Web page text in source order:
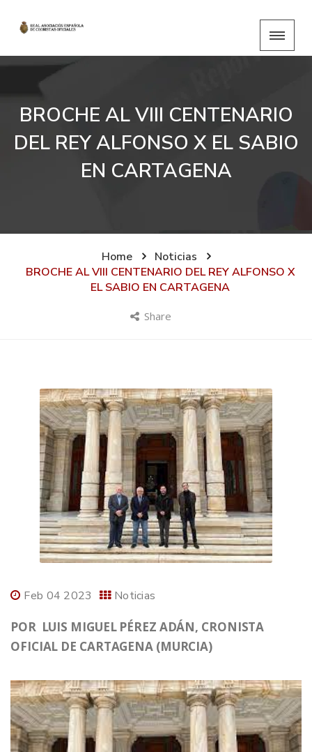
BROCHE AL VIII CENTENARIO
DEL REY ALFONSO X EL SABIO
EN CARTAGENA
Home
Noticias
BROCHE AL VIII CENTENARIO DEL REY ALFONSO X
EL SABIO EN CARTAGENA
Share
Feb 04 2023 Noticias
POR LUIS MIGUEL PÉREZ ADÁN, CRONISTA
OFICIAL DE CARTAGENA (MURCIA)